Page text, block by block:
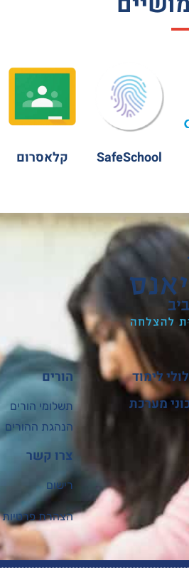
SafeSchool קלאסרום
לימוד
מערכת
הורים
תשלומי הורים
הנהגת ההורים
צרו קשר
רישום
הצהרת פרטיות